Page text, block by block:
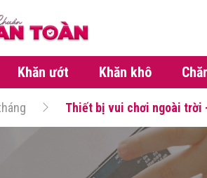
Khăn ướt Khăn khô
Thiết bị vui chơi ngoài trời